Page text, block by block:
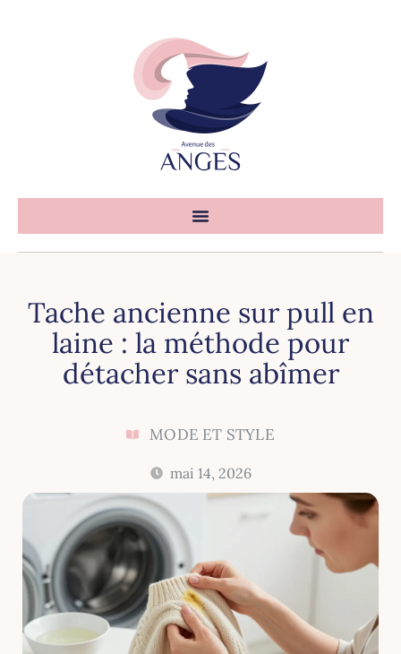
Tache ancienne sur pull en
laine : la méthode pour
détacher sans abîmer
MODE ET STYLE
mai 14, 2026